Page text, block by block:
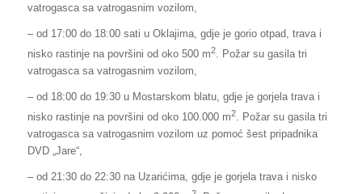
vatrogasca sa vatrogasnim vozilom,
– od 17:00 do 18:00 sati u Oklajima, gdje je gorio otpad, trava i
nisko rastinje na površini od oko 500 m2. Požar su gasila tri
vatrogasca sa vatrogasnim vozilom,
– od 18:00 do 19:30 u Mostarskom blatu, gdje je gorjela trava i
nisko rastinje na površini od oko 100.000 m2. Požar su gasila tri
vatrogasca sa vatrogasnim vozilom uz pomoć šest pripadnika
DVD „Jare“,
– od 21:30 do 22:30 na Uzarićima, gdje je gorjela trava i nisko